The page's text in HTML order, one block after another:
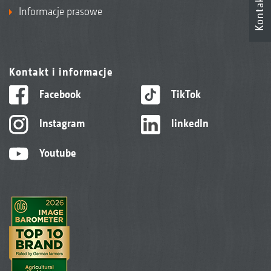
Informacje prasowe
Kontakt i informacje
Facebook
Instagram
Youtube
TikTok
linkedIn
Kontakt